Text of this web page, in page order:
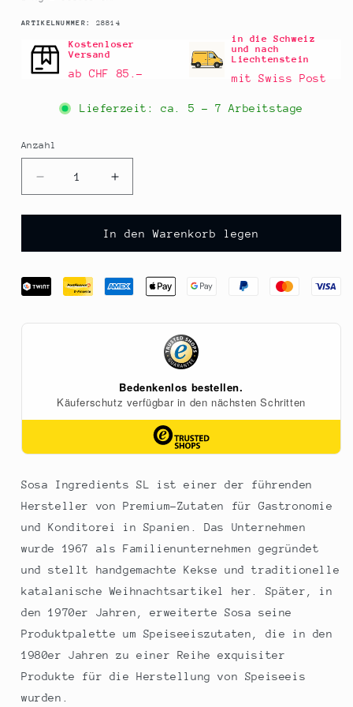
ARTIKELNUMMER: SKU:
28814
Kostenloser
Versand
ab CHF 85.–
in die Schweiz
und nach
Liechtenstein
mit Swiss Post
Lieferzeit: ca. 5 - 7 Arbeitstage
Anzahl
Anzahl
Verringere
die
Menge
Sosa
Himbeeren,
ganz
Erhöhe
die
Menge
für
Sosa
Himbeeren,
ganz
In den Warenkorb legen
Sosa Ingredients SL ist einer der führenden
Hersteller von Premium-Zutaten für Gastronomie
und Konditorei in Spanien. Das Unternehmen
wurde 1967 als Familienunternehmen gegründet
und stellt handgemachte Kekse und traditionelle
katalanische Weihnachtsartikel her. Später, in
den 1970er Jahren, erweiterte Sosa seine
Produktpalette um Speiseeiszutaten, die in den
1980er Jahren zu einer Reihe exquisiter
Produkte für die Herstellung von Speiseeis
wurden.